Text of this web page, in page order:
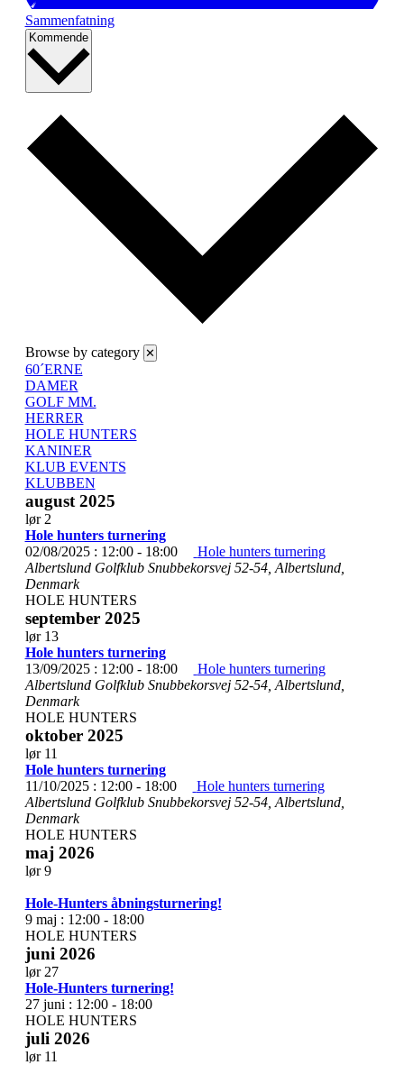
Sammenfatning
Kommende Vælg
Browse by category ✕
60´ERNE
DAMER
GOLF MM.
HERRER
HOLE HUNTERS
KANINER
KLUB EVENTS
KLUBBEN
august 2025
lør 2
Hole hunters turnering
02/08/2025 : 12:00- 18:00
Hole hunters turnering
Albertslund Golfklub Snubbekorsvej 52-54, Albertslund,
Denmark
HOLE HUNTERS
september 2025
lør 13
Hole hunters turnering
13/09/2025 : 12:00- 18:00
Hole hunters turnering
Albertslund Golfklub Snubbekorsvej 52-54, Albertslund,
Denmark
HOLE HUNTERS
oktober 2025
lør 11
Hole hunters turnering
11/10/2025 : 12:00- 18:00
Hole hunters turnering
Albertslund Golfklub Snubbekorsvej 52-54, Albertslund,
Denmark
HOLE HUNTERS
maj 2026
lør9
Hole-Hunters åbningsturnering!
9 maj : 12:00- 18:00
HOLE HUNTERS
juni 2026
lør 27
Hole-Hunters turnering!
27 juni : 12:00- 18:00
HOLE HUNTERS
juli 2026
lør 11